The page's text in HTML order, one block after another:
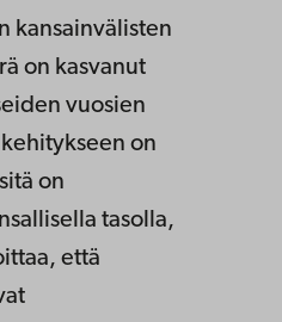
kansainvälisten
on kasvanut
vuosien
on
on
tasolla,
että